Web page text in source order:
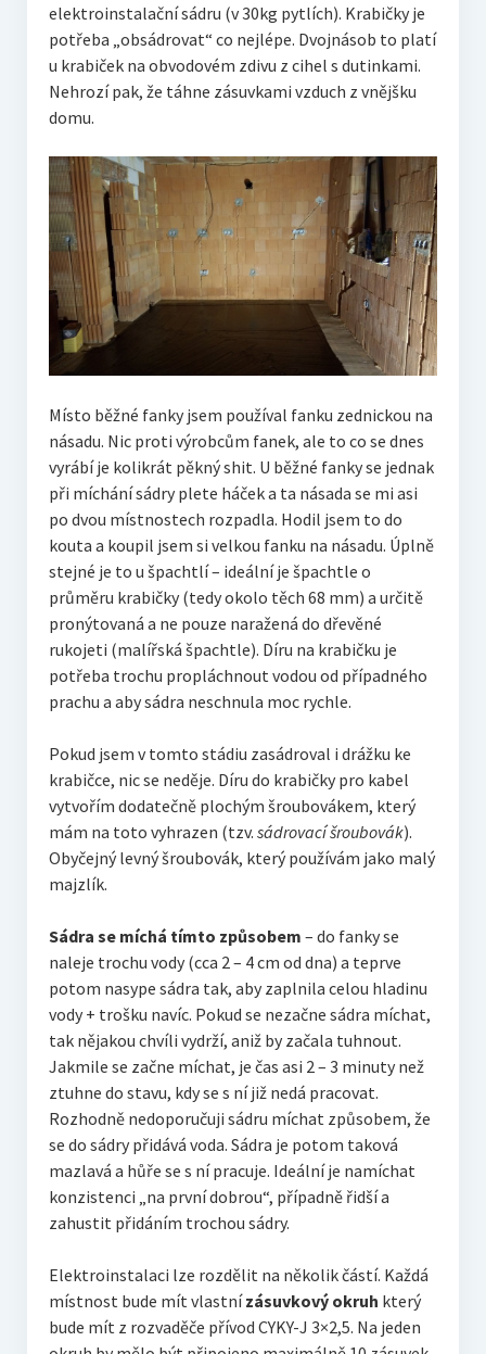
elektroinstalační sádru (v 30kg pytlích). Krabičky je
potřeba „obsádrovat“ co nejlépe. Dvojnásob to platí
u krabiček na obvodovém zdivu z cihel s dutinkami.
Nehrozí pak, že táhne zásuvkami vzduch z vnějšku
domu.
Místo běžné fanky jsem používal fanku zednickou na
násadu. Nic proti výrobcům fanek, ale to co se dnes
vyrábí je kolikrát pěkný shit. U běžné fanky se jednak
při míchání sádry plete háček a ta násada se mi asi
po dvou místnostech rozpadla. Hodil jsem to do
kouta a koupil jsem si velkou fanku na násadu. Úplně
stejné je to u špachtlí – ideální je špachtle o
průměru krabičky (tedy okolo těch 68 mm) a určitě
pronýtovaná a ne pouze naražená do dřevěné
rukojeti (malířská špachtle). Díru na krabičku je
potřeba trochu propláchnout vodou od případného
prachu a aby sádra neschnula moc rychle.
Pokud jsem v tomto stádiu zasádroval i drážku ke
krabičce, nic se neděje. Díru do krabičky pro kabel
vytvořím dodatečně plochým šroubovákem, který
mám na toto vyhrazen (tzv. sádrovací šroubovák).
Obyčejný levný šroubovák, který používám jako malý
majzlík.
Sádra se míchá tímto způsobem – do fanky se
naleje trochu vody (cca 2 – 4 cm od dna) a teprve
potom nasype sádra tak, aby zaplnila celou hladinu
vody + trošku navíc. Pokud se nezačne sádra míchat,
tak nějakou chvíli vydrží, aniž by začala tuhnout.
Jakmile se začne míchat, je čas asi 2 – 3 minuty než
ztuhne do stavu, kdy se s ní již nedá pracovat.
Rozhodně nedoporučuji sádru míchat způsobem, že
se do sádry přidává voda. Sádra je potom taková
mazlavá a hůře se s ní pracuje. Ideální je namíchat
konzistenci „na první dobrou“, případně řidší a
zahustit přidáním trochou sádry.
Elektroinstalaci lze rozdělit na několik částí. Každá
místnost bude mít vlastnízásuvkový okruh který
bude mít z rozvaděče přívod CYKY-J 3×2,5. Na jeden